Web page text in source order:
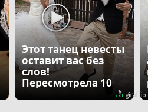
Этот танец невесты
оставит вас без
слов!
Пересмотрела 10